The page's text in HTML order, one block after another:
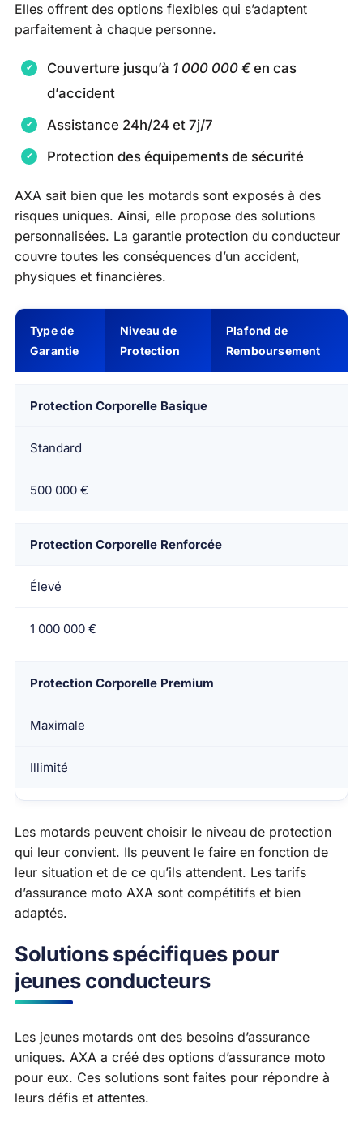
Elles offrent des options flexibles qui s’adaptent
parfaitement à chaque personne.
Couverture jusqu’à 1 000 000 €en cas
d’accident
Assistance 24h/24 et 7j/7
Protection des équipements de sécurité
AXA sait bien que les motards sont exposés à des
risques uniques. Ainsi, elle propose des solutions
personnalisées. La garantie protection du conducteur
couvre toutes les conséquences d’un accident,
physiques et financières.
Type de
Garantie
Niveau de
Protection
Plafond de
Remboursement
Protection Corporelle Basique
Standard
500 000 €
Protection Corporelle Renforcée
Élevé
1 000 000 €
Protection Corporelle Premium
Maximale
Illimité
Les motards peuvent choisir le niveau de protection
qui leur convient. Ils peuvent le faire en fonction de
leur situation et de ce qu’ils attendent. Les tarifs
d’assurance moto AXA sont compétitifs et bien
adaptés.
Solutions spécifiques pour
jeunes conducteurs
Les jeunes motards ont des besoins d’assurance
uniques. AXA a créé des options d’assurance moto
pour eux. Ces solutions sont faites pour répondre à
leurs défis et attentes.